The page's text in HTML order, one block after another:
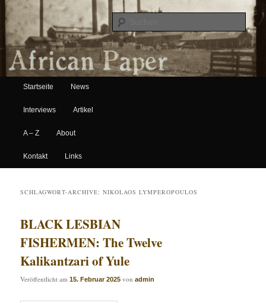
African Paper
Hauptmenü
Zum Inhalt wechseln
Zum sekundären Inhalt wechseln
Startseite News
Interviews Artikel
A – Z About
Kontakt Links
SCHLAGWORT-ARCHIVE:NIKOLAOS LYMPEROPOULOS
BLACK LESBIAN
FISHERMEN: The Twelve
Kalikantzari of Yule
Veröffentlicht am15. Februar 2025 vonadmin